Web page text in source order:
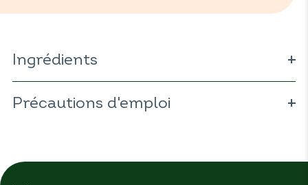
Ingrédients
(Cichorium intybus) ; olivier BIO 13% (
mauve BIO 13% ( Malva sylvestris ) ; anis vert BIO 13%
Précautions d'emploi